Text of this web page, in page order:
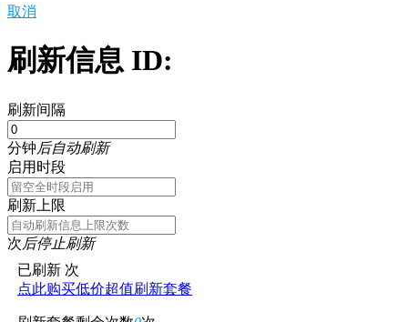
取消
刷新信息 ID:
刷新间隔
分钟后自动刷新
启用时段
刷新上限
次后停止刷新
已刷新 次
点此购买低价超值刷新套餐